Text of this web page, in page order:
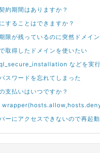
約期間はありますか？
することはできますか？
限が残っているのに突然ドメイ
取得したドメインを使いたい
などを実
スワードを忘れてしまった
支払いはいつですか？
wrapper(hosts.allow,hosts.deny)
ーにアクセスできないので再起